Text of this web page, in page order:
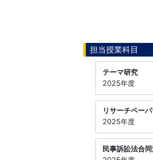
担当授業科目
テーマ研究
2025年度
リサーチペー
2025年度
民事訴訟法合